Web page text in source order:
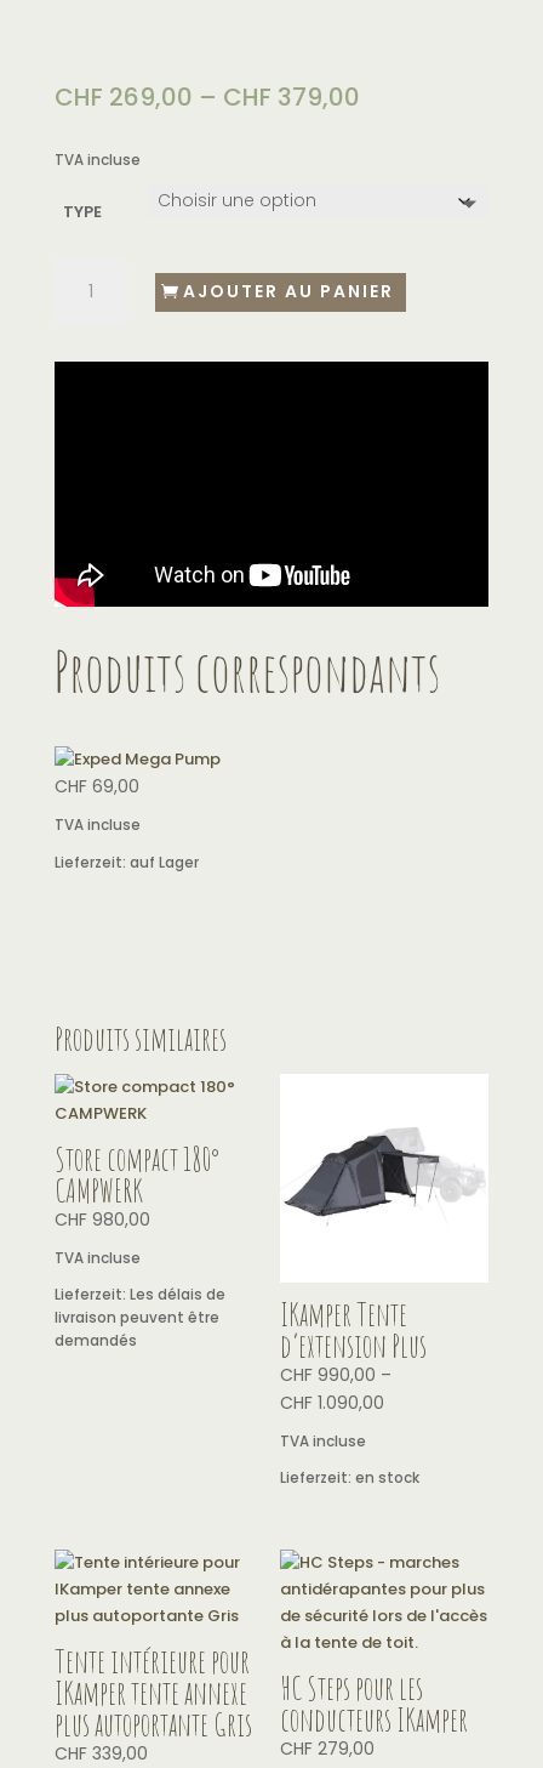
CHF 269,00 – CHF 379,00
TVA incluse
TYPE
AJOUTER AU PANIER
Produits correspondants
CHF69,00
TVA incluse
Lieferzeit: auf Lager
Produits similaires
Store compact 180°
CAMPWERK
CHF980,00
TVA incluse
Lieferzeit: Les délais de
livraison peuvent être
demandés
IKamper Tente
d’extension Plus
CHF 990,00 –
CHF 1.090,00
TVA incluse
Lieferzeit:en stock
Tente intérieure pour
IKamper tente annexe
plus autoportante Gris
CHF339,00
HC Steps pour les
conducteurs IKamper
CHF 279,00